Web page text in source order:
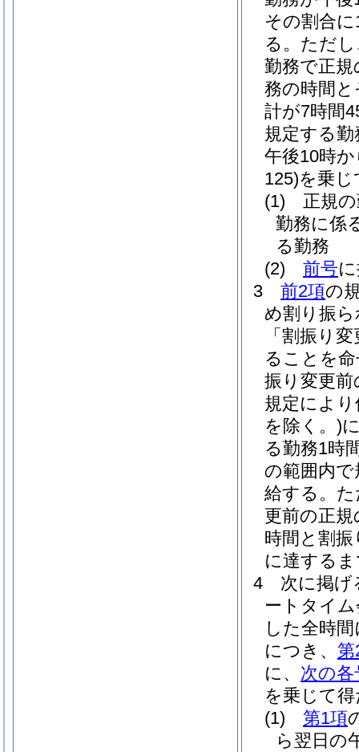
その割合
る。 ただ
勤務で正
務の時間
計が7時間
規定する
午後10時
125)を乗
(1)
正規
勤務に係
る勤務
(2)
前号
3
前2項の
め割り振
「割振り
ることを
振り変更
規定によ
を除く。)
る勤務1時
の範囲内
給する。 た
更前の正
時間と割
に達する
4
次に掲げ
ートタイ
した全時
につき、 第
に、 次の各
を乗じて
(1)
第1項
ら翌日の